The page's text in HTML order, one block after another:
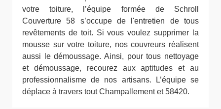
votre toiture, l’équipe formée de Schroll
Couverture 58 s’occupe de l'entretien de tous
revêtements de toit. Si vous voulez supprimer la
mousse sur votre toiture, nos couvreurs réalisent
aussi le démoussage. Ainsi, pour tous nettoyage
et démoussage, recourez aux aptitudes et au
professionnalisme de nos artisans. L’équipe se
déplace à travers tout Champallement et 58420.